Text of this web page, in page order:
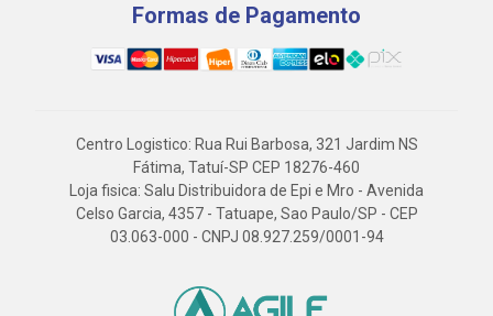
Formas de Pagamento
Centro Logistico: Rua Rui Barbosa, 321 Jardim NS
Fátima, Tatuí-SP CEP 18276-460
Loja fisica: Salu Distribuidora de Epi e Mro - Avenida
Celso Garcia, 4357 - Tatuape, Sao Paulo/SP - CEP
03.063-000 - CNPJ 08.927.259/0001-94